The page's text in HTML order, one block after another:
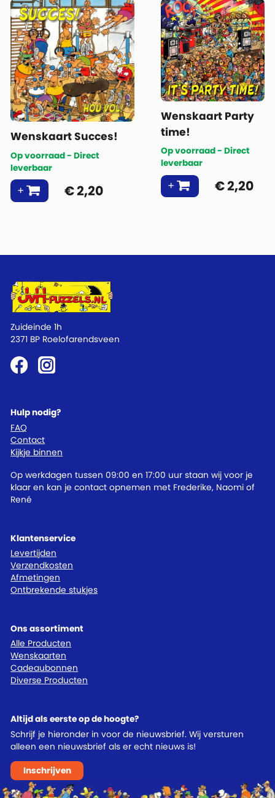
Wenskaart Succes!
Op voorraad - Direct
leverbaar
€2,20
Wenskaart Party
time!
Op voorraad - Direct
leverbaar
€2,20
Klantenservice
Levertijden
Verzendkosten
Afmetingen
Ontbrekende stukjes
Ons assortiment
Alle Producten
Wenskaarten
Cadeaubonnen
Diverse Producten
Hulp nodig?
FAQ
Contact
Kijkje binnen
Op werkdagen tussen 09:00 en 17:00 uur staan wij voor je
klaar en kan je contact opnemen met Frederike, Naomi of
René
Zuideinde 1h
2371 BP Roelofarendsveen
Altijd als eerste op de hoogte?
Schrijf je hieronder in voor de nieuwsbrief. Wij versturen
alleen een nieuwsbrief als er echt nieuws is!
Inschrijven